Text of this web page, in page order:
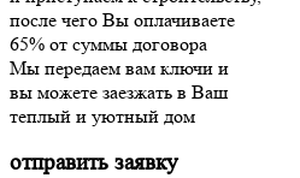
после чего Вы оплачиваете
65% от суммы договора
Мы передаем вам ключи и
вы можете заезжать в Ваш
теплый и уютный дом
отправить заявку